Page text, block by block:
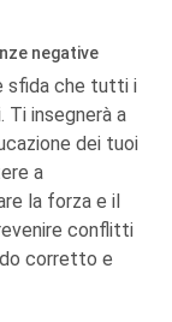
negative
sfida che tutti i
Ti insegnerà a
dei tuoi
a
la forza e il
conflitti
corretto e